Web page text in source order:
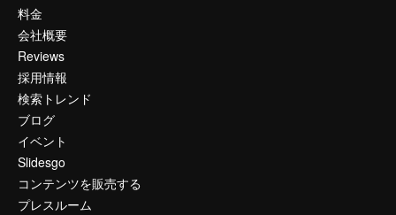
料金
会社概要
Reviews
採用情報
検索トレンド
ブログ
イベント
Slidesgo
コンテンツを販売する
プレスルーム